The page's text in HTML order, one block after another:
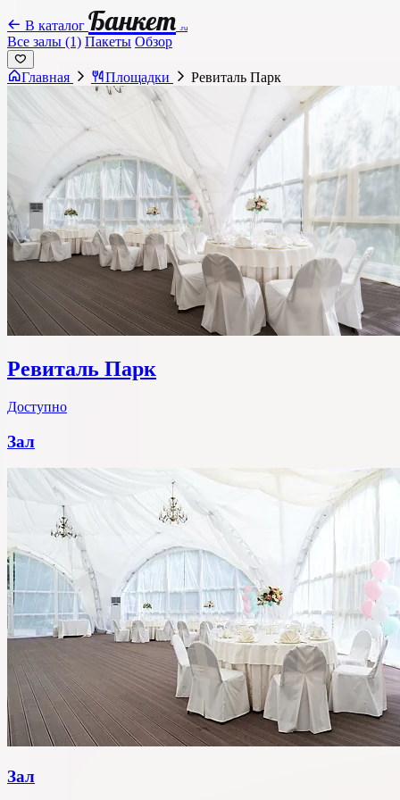
В каталог Банкет .ru
Все залы (1) Пакеты Обзор
Главная Площадки Ревиталь Парк
Ревиталь Парк
Доступно
Зал
Зал